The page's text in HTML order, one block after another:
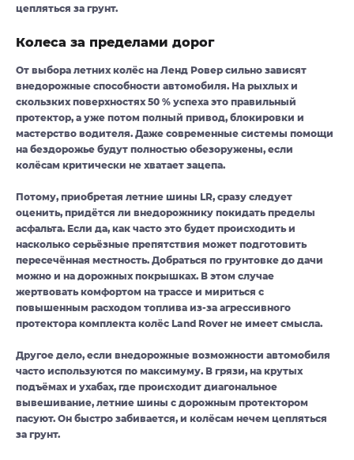
цепляться за грунт.
Колеса за пределами дорог
От выбора летних колёс на Ленд Ровер сильно зависят
внедорожные способности автомобиля. На рыхлых и
скользких поверхностях 50 % успеха это правильный
протектор, а уже потом полный привод, блокировки и
мастерство водителя. Даже современные системы помощи
на бездорожье будут полностью обезоружены, если
колёсам критически не хватает зацепа.
Потому, приобретая летние шины LR, сразу следует
оценить, придётся ли внедорожнику покидать пределы
асфальта. Если да, как часто это будет происходить и
насколько серьёзные препятствия может подготовить
пересечённая местность. Добраться по грунтовке до дачи
можно и на дорожных покрышках. В этом случае
жертвовать комфортом на трассе и мириться с
повышенным расходом топлива из-за агрессивного
протектора комплекта колёс Land Rover не имеет смысла.
Другое дело, если внедорожные возможности автомобиля
часто используются по максимуму. В грязи, на крутых
подъёмах и ухабах, где происходит диагональное
вывешивание, летние шины с дорожным протектором
пасуют. Он быстро забивается, и колёсам нечем цепляться
за грунт.